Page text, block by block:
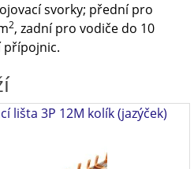
svorky; přední pro
2, zadní pro vodiče do 10
lišta 3P 12M kolík (jazýček)